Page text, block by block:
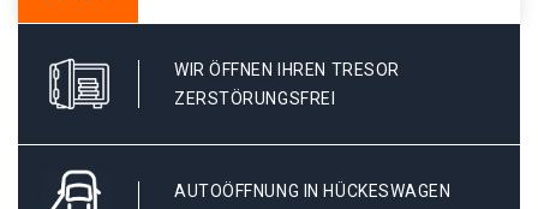
WIR ÖFFNEN IHREN TRESOR
ZERSTÖRUNGSFREI
AUTOÖFFNUNG IN HÜCKESWAGEN